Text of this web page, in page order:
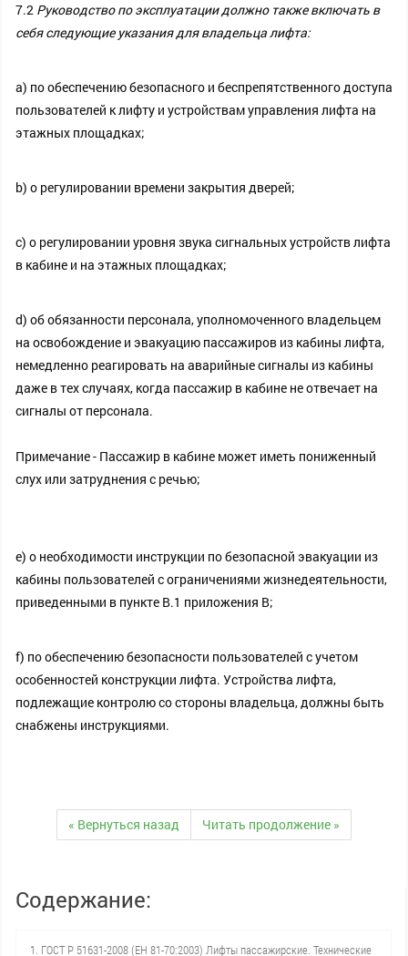
7.2 Руководство по эксплуатации должно также включать в
себя следующие указания для владельца лифта:
a) по обеспечению безопасного и беспрепятственного доступа
пользователей к лифту и устройствам управления лифта на
этажных площадках;
b) о регулировании времени закрытия дверей;
c) о регулировании уровня звука сигнальных устройств лифта
в кабине и на этажных площадках;
d) об обязанности персонала, уполномоченного владельцем
на освобождение и эвакуацию пассажиров из кабины лифта,
немедленно реагировать на аварийные сигналы из кабины
даже в тех случаях, когда пассажир в кабине не отвечает на
сигналы от персонала.
Примечание - Пассажир в кабине может иметь пониженный
слух или затруднения с речью;
e) о необходимости инструкции по безопасной эвакуации из
кабины пользователей с ограничениями жизнедеятельности,
приведенными в пункте В.1 приложения В;
f) по обеспечению безопасности пользователей с учетом
особенностей конструкции лифта. Устройства лифта,
подлежащие контролю со стороны владельца, должны быть
снабжены инструкциями.
« Вернуться назад Читать продолжение »
Содержание:
1. ГОСТ Р 51631-2008 (ЕН 81-70:2003) Лифты пассажирские. Технические